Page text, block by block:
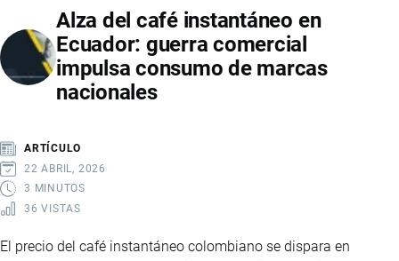
COMPLETA
PARA
EMPRENDEDORES
EN
Alza del café instantáneo en
Ecuador: guerra comercial
impulsa consumo de marcas
nacionales
ARTÍCULO
22 ABRIL, 2026
3 MINUTOS
36 VISTAS
El precio del café instantáneo colombiano se dispara en